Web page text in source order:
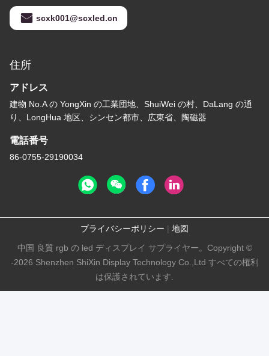
scxk001@scxled.cn
住所
アドレス
建物 No.A の YongXin の工業団地、ShuiWei の村、DaLang の通
り、LongHua 地区、シンセン都市、広東省、陶磁器
電話番号
86-0755-29190034
プライバシーポリシー | 地図
中国 良質 rgb の led ディスプレイ サプライヤー。Copyright ©
-2026 Shenzhen ShiXin Display Technology Co.,Ltd すべての権利
は保護されています.